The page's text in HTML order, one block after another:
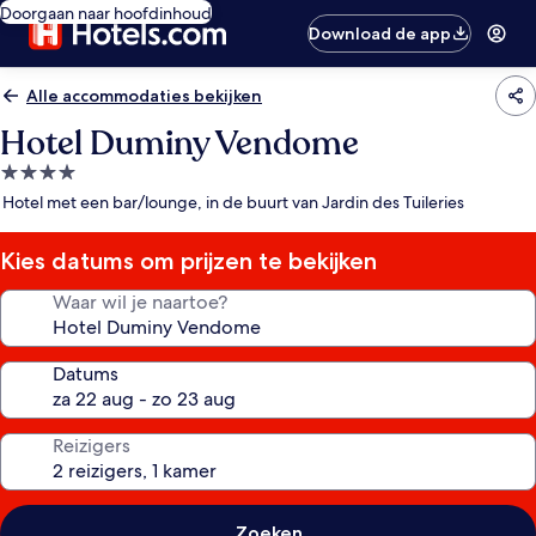
Doorgaan naar hoofdinhoud
Download de app
Alle accommodaties bekijken
Hotel Duminy Vendome
4.0-
sterrenaccommodatie
Hotel met een bar/lounge, in de buurt van Jardin des Tuileries
Kies datums om prijzen te bekijken
Waar wil je naartoe?
Datums
Reizigers